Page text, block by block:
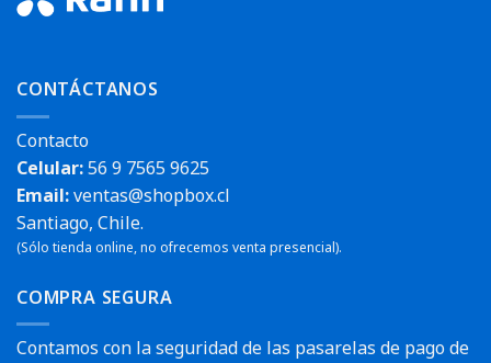
CONTÁCTANOS
Contacto
Celular:56 9 7565 9625
Email:ventas@shopbox.cl
Santiago, Chile.
(Sólo tienda online, no ofrecemos venta presencial).
COMPRA SEGURA
Contamos con la seguridad de las pasarelas de pago de